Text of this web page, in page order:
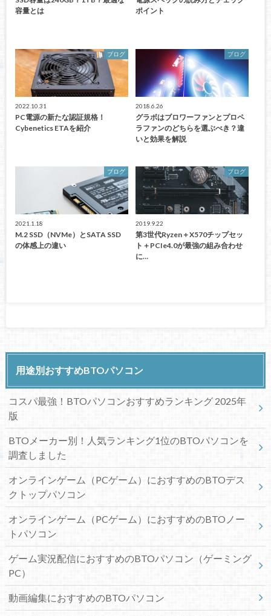
容量とは
ポイント
ブログ
2022.10.31
PC電源の新たな認証規格！
Cybenetics ETAを紹介
ブログ
2018.6.26
グラボはブロワーファンとプロペ
ラファンのどちらを選ぶべき？違
いと効果を解説
ブログ
2021.1.18
M.2 SSD（NVMe）とSATA SSD
の体感上の違い
ブログ
2019.9.22
第3世代Ryzen＋X570チップセッ
ト＋PCIe4.0が最強の組み合わせ
に…
用途別おすすめBTOパソコン
コスパ最強！BTOパソコンおすすめランキング 2025年
版
BTOメーカー別！人気ランキング1位のBTOパソコンを
調査しました
オンラインゲーム（PCゲーム）におすすめのBTOデス
クトップパソコン
オンラインゲーム（PCゲーム）におすすめのBTOノー
トパソコン
ゲーム実況配信におすすめのBTOパソコン（ゲーミング
PC）
動画編集におすすめのBTOパソコン